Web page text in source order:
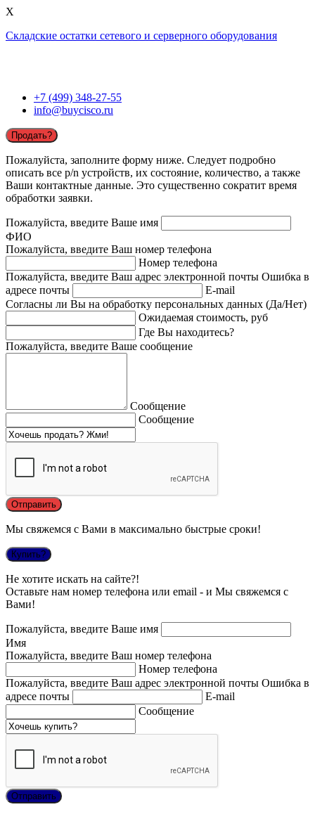
X
Складские остатки сетевого и серверного оборудования
+7 (499) 348-27-55
info@buycisco.ru
Продать?
Пожалуйста, заполните форму ниже. Следует подробно
описать все p/n устройств, их состояние, количество, а также
Ваши контактные данные. Это существенно сократит время
обработки заявки.
Пожалуйста, введите Ваше имя
ФИО
Пожалуйста, введите Ваш номер телефона
Номер телефона
Пожалуйста, введите Ваш адрес электронной почты Ошибка в
адресе почты
E-mail
Согласны ли Вы на обработку персональных данных (Да/Нет)
Ожидаемая стоимость, руб
Где Вы находитесь?
Пожалуйста, введите Ваше сообщение
Сообщение
Сообщение
Мы свяжемся с Вами в максимально быстрые сроки!
Купить?
Не хотите искать на сайте?!
Оставьте нам номер телефона или email - и Мы свяжемся с
Вами!
Пожалуйста, введите Ваше имя
Имя
Пожалуйста, введите Ваш номер телефона
Номер телефона
Пожалуйста, введите Ваш адрес электронной почты Ошибка в
адресе почты
E-mail
Сообщение